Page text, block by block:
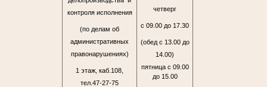
контроля исполнения
(по делам об
административных
правонарушениях)
1 этаж, каб.108,
тел.47-27-75
четверг
с 09.00 до 17.30
(обед с 13.00 до
14.00)
пятница с 09.00
до 15.00